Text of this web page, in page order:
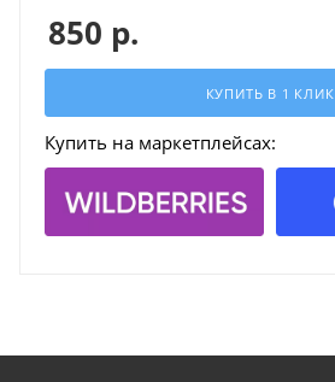
850 р.
КУПИТЬ В 1 КЛИК
Купить на маркетплейсах: